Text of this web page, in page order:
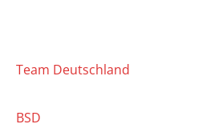
Team Deutschland
BSD